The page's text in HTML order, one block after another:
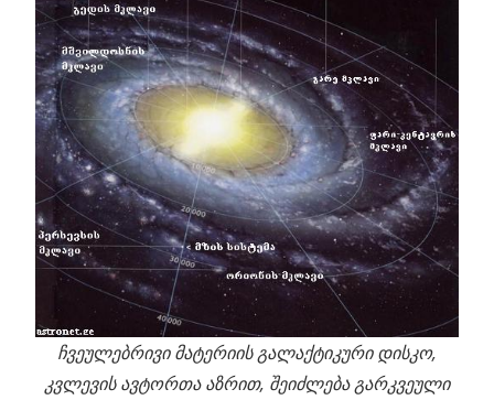
ჩვეულებრივი მატერიის გალაქტიკური დისკო,
კვლევის ავტორთა აზრით, შეიძლება გარკვეული